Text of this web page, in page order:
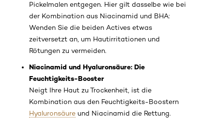
Pickelmalen entgegen. Hier gilt dasselbe wie bei
der Kombination aus Niacinamid und BHA:
Wenden Sie die beiden Actives etwas
zeitversetzt an, um Hautirritationen und
Rötungen zu vermeiden.
Niacinamid und Hyaluronsäure: Die
Feuchtigkeits-Booster
Neigt Ihre Haut zu Trockenheit, ist die
Kombination aus den Feuchtigkeits-Boostern
Hyaluronsäure und Niacinamid die Rettung.